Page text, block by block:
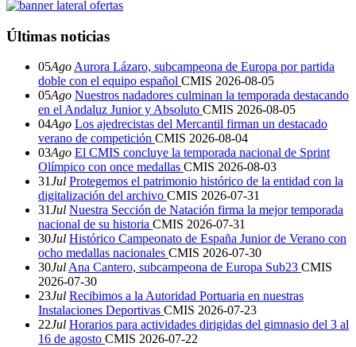
Últimas noticias
05Ago Aurora Lázaro, subcampeona de Europa por partida
doble con el equipo español CMIS 2026-08-05
05Ago Nuestros nadadores culminan la temporada destacando
en el Andaluz Junior y Absoluto CMIS 2026-08-05
04Ago Los ajedrecistas del Mercantil firman un destacado
verano de competición CMIS 2026-08-04
03Ago El CMIS concluye la temporada nacional de Sprint
Olímpico con once medallas CMIS 2026-08-03
31Jul Protegemos el patrimonio histórico de la entidad con la
digitalización del archivo CMIS 2026-07-31
31Jul Nuestra Sección de Natación firma la mejor temporada
nacional de su historia CMIS 2026-07-31
30Jul Histórico Campeonato de España Junior de Verano con
ocho medallas nacionales CMIS 2026-07-30
30Jul Ana Cantero, subcampeona de Europa Sub23 CMIS
2026-07-30
23Jul Recibimos a la Autoridad Portuaria en nuestras
Instalaciones Deportivas CMIS 2026-07-23
22Jul Horarios para actividades dirigidas del gimnasio del 3 al
16 de agosto CMIS 2026-07-22